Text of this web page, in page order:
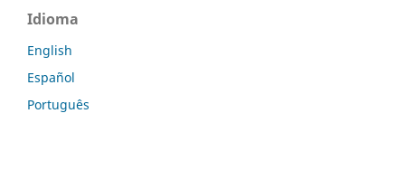
Idioma
English
Español
Português